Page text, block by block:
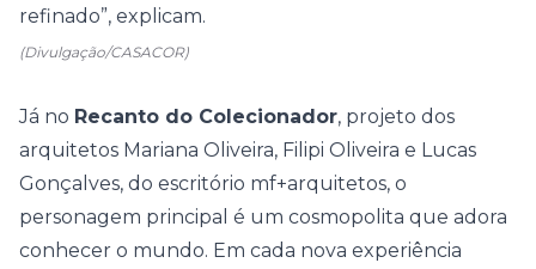
refinado”, explicam.
(Divulgação/CASACOR)
Já no Recanto do Colecionador, projeto dos
arquitetos Mariana Oliveira, Filipi Oliveira e Lucas
Gonçalves, do escritório mf+arquitetos, o
personagem principal é um cosmopolita que adora
conhecer o mundo. Em cada nova experiência